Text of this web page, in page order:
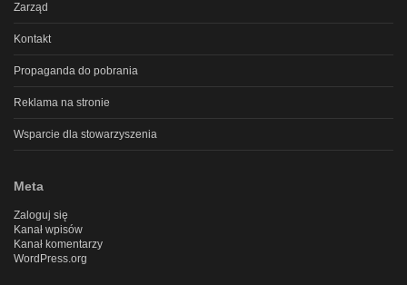
Zarząd
Kontakt
Propaganda do pobrania
Reklama na stronie
Wsparcie dla stowarzyszenia
Meta
Zaloguj się
Kanał wpisów
Kanał komentarzy
WordPress.org